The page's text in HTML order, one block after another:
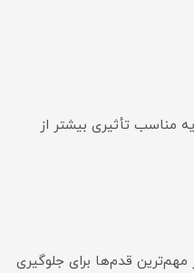
تأثیری بیشتر از
مهم‌ترین قدم‌ها برای جلوگیری